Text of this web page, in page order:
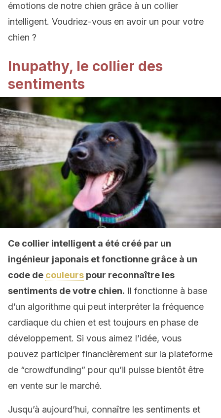
émotions de notre chien grâce à un collier
intelligent. Voudriez-vous en avoir un pour votre
chien ?
Inupathy, le collier des
sentiments
Ce collier intelligent a été créé par un
ingénieur japonais et fonctionne grâce à un
code de couleurs pour reconnaître les
sentiments de votre chien. Il fonctionne à base
d’un algorithme qui peut interpréter la fréquence
cardiaque du chien et est toujours en phase de
développement. Si vous aimez l’idée, vous
pouvez participer financièrement sur la plateforme
de “crowdfunding” pour qu’il puisse bientôt être
en vente sur le marché.
Jusqu’à aujourd’hui, connaître les sentiments et